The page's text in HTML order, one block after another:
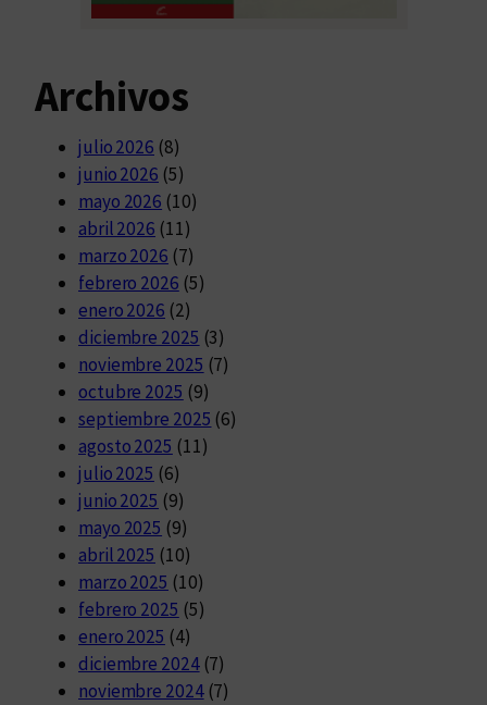
Archivos
julio 2026 (8)
junio 2026 (5)
mayo 2026 (10)
abril 2026 (11)
marzo 2026 (7)
febrero 2026 (5)
enero 2026 (2)
diciembre 2025 (3)
noviembre 2025 (7)
octubre 2025 (9)
septiembre 2025 (6)
agosto 2025 (11)
julio 2025 (6)
junio 2025 (9)
mayo 2025 (9)
abril 2025 (10)
marzo 2025 (10)
febrero 2025 (5)
enero 2025 (4)
diciembre 2024(7)
noviembre 2024(7)